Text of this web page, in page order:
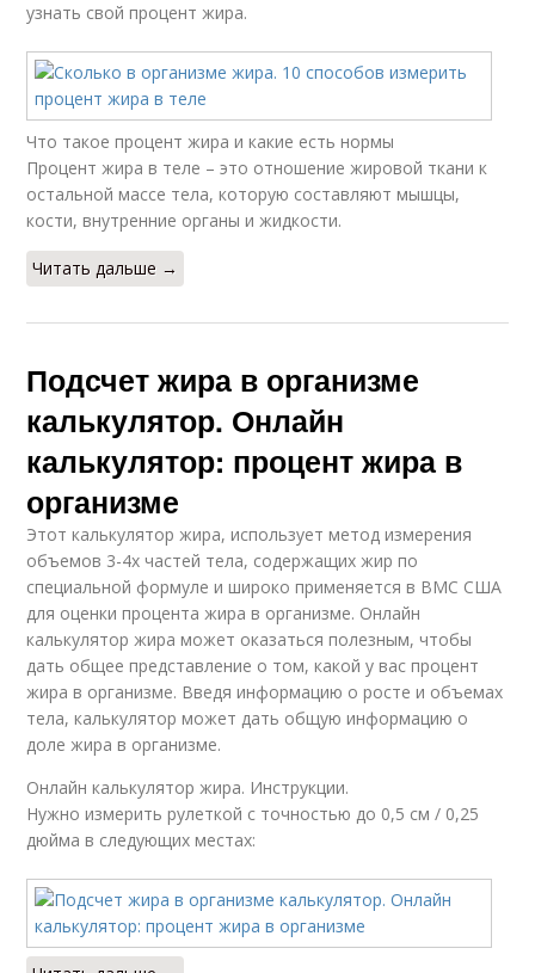
узнать свой процент жира.
Что такое процент жира и какие есть нормы
Процент жира в теле – это отношение жировой ткани к
остальной массе тела, которую составляют мышцы,
кости, внутренние органы и жидкости.
Читать дальше →
Подсчет жира в организме
калькулятор. Онлайн
калькулятор: процент жира в
организме
Этот калькулятор жира, использует метод измерения
объемов 3-4х частей тела, содержащих жир по
специальной формуле и широко применяется в ВМС США
для оценки процента жира в организме. Онлайн
калькулятор жира может оказаться полезным, чтобы
дать общее представление о том, какой у вас процент
жира в организме. Введя информацию о росте и объемах
тела, калькулятор может дать общую информацию о
доле жира в организме.
Онлайн калькулятор жира. Инструкции.
Нужно измерить рулеткой с точностью до 0,5 см / 0,25
дюйма в следующих местах: